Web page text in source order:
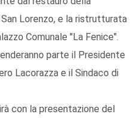
Lorenzo, e la ristrutturata
Comunale "La Fenice".
parte il Presidente
Lacorazza e il Sindaco di
con la presentazione del